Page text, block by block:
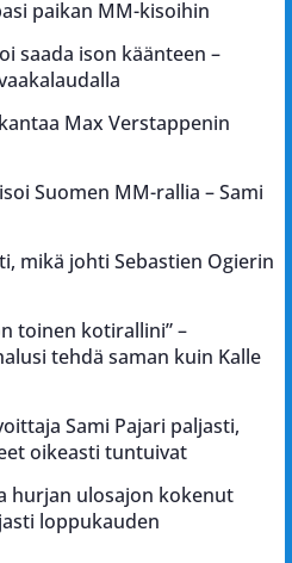
paikan MM-kisoihin
saada ison käänteen –
Max Verstappenin
Suomen MM-rallia – Sami
mikä johti Sebastien Ogierin
toinen kotirallini” –
tehdä saman kuin Kalle
Sami Pajari paljasti,
oikeasti tuntuivat
hurjan ulosajon kokenut
loppukauden